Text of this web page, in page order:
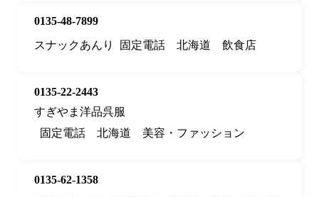
0135-48-7899
スナックあんり
固定電話 北海道 飲食店
0135-22-2443
すぎやま洋品呉服
固定電話
北海道 美容・ファッション
0135-62-1358